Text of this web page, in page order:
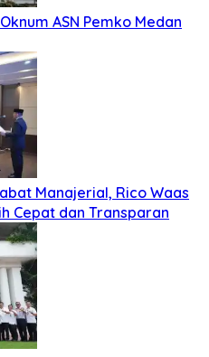
ASN Pemko Medan
Manajerial, Rico Waas
Cepat dan Transparan